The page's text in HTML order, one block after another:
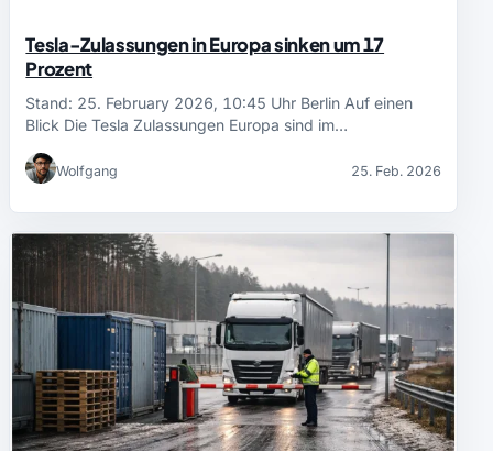
Tesla-Zulassungen in Europa sinken um 17
Prozent
Stand: 25. February 2026, 10:45 Uhr Berlin Auf einen
Blick Die Tesla Zulassungen Europa sind im…
Wolfgang 25. Feb. 2026